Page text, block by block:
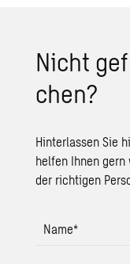
Nicht
chen?
Hinterlassen Sie
helfen Ihnen
der richtigen
Name*